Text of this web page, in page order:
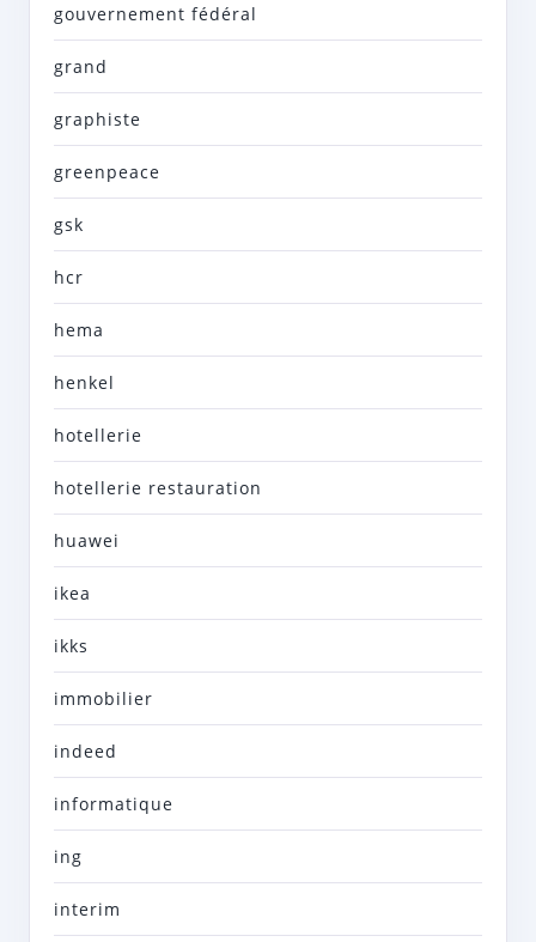
gouvernement fédéral
grand
graphiste
greenpeace
gsk
hcr
hema
henkel
hotellerie
hotellerie restauration
huawei
ikea
ikks
immobilier
indeed
informatique
ing
interim